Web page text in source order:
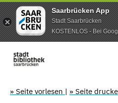
Saarbrücken App
Stadt Saarbrücken
KOSTENLOS - Bei
» Seite vorlesen | » Seite